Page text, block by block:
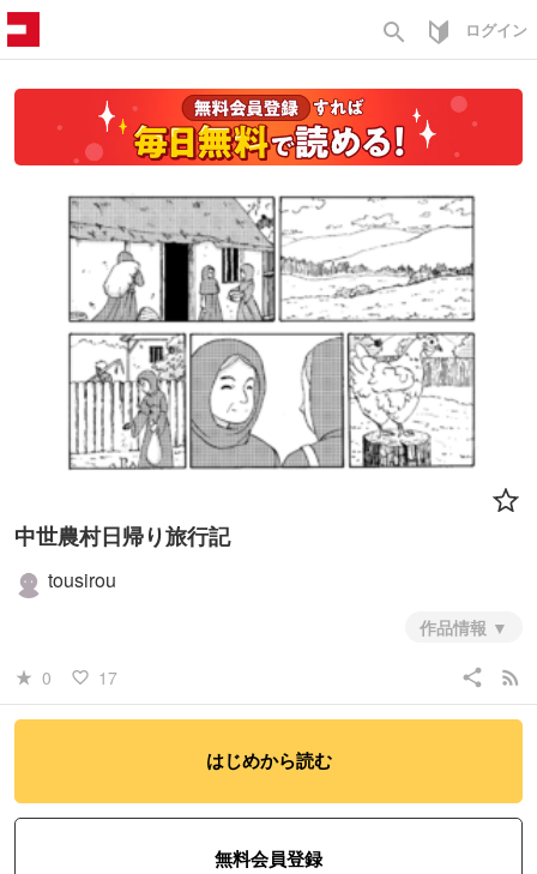
search ログイン
中世農村日帰り旅行記
tousirou
作品情報
star_rate 0 favorite_border 17 share rss_feed
はじめから読む
無料会員登録